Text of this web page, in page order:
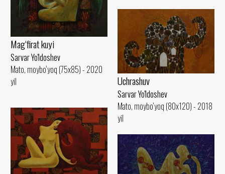
Mag‘firat kuyi
Sarvar Yo'ldoshev
Mato, moybo‘yoq (75x85) - 2020
yil
Uchrashuv
Sarvar Yo'ldoshev
Mato, moybo‘yoq (80x120) - 2018
yil